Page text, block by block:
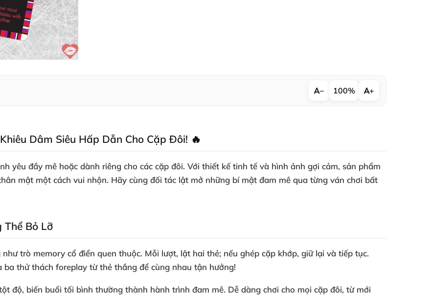
− 100% +
Dâm Siêu Hấp Dẫn Cho Cặp Đôi! 🔥
yêu đầy mê hoặc dành riêng cho các cặp đôi. Với thiết kế tinh tế và hình ảnh gợi cảm, sản phẩm
mật một cách vui nhộn. Hãy cùng đối tác lật mở những bí mật đam mê qua từng ván chơi bất
Thể Bỏ Lỡ
trò memory cổ điển quen thuộc. Mỗi lượt, lật hai thẻ; nếu ghép cặp khớp, giữ lại và tiếp tục.
thử thách foreplay từ thẻ thắng để cùng nhau tận hưởng!
độ, biến buổi tối bình thường thành hành trình đam mê. Dễ dàng chơi cho mọi cặp đôi, từ mới